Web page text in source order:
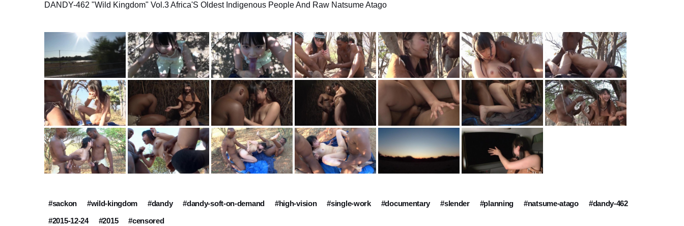
DANDY-462 "Wild Kingdom" Vol.3 Africa'S Oldest Indigenous People And Raw Natsume Atago
#sackon #wild-kingdom #dandy #dandy-soft-on-demand #high-vision #single-work #documentary #slender #planning #natsume-atago
#dandy-462
#2015-12-24
#2015 #censored